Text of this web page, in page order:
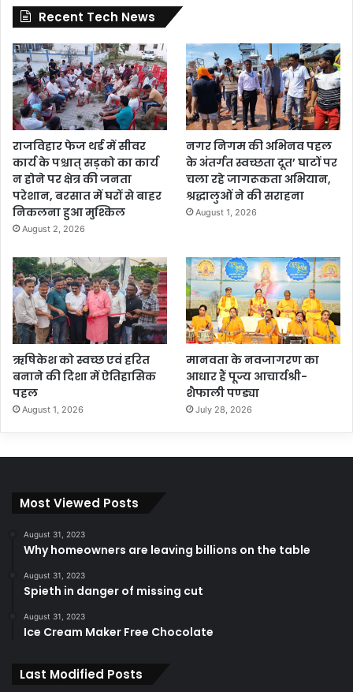
Recent Tech News
राजविहार फेज थर्ड में सीवर
कार्य के पश्चात् सड़को का कार्य
न होने पर क्षेत्र की जनता
परेशान, बरसात में घरों से बाहर
निकलना हुआ मुश्किल
August 2, 2026
नगर निगम की अभिनव पहल
के अंतर्गत स्वच्छता दूत’ घाटों पर
चला रहे जागरूकता अभियान,
श्रद्धालुओं ने की सराहना
August 1, 2026
ऋषिकेश को स्वच्छ एवं हरित
बनाने की दिशा में ऐतिहासिक
पहल
August 1, 2026
मानवता के नवजागरण का
आधार हैं पूज्य आचार्यश्री-
शैफाली पण्ड्या
July 28, 2026
Most Viewed Posts
August 31, 2023
Why homeowners are leaving billions on the table
August 31, 2023
Spieth in danger of missing cut
August 31, 2023
Ice Cream Maker Free Chocolate
Last Modified Posts